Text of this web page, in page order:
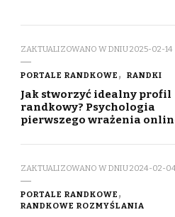
ZAKTUALIZOWANO W DNIU2025-02-14
PORTALE RANDKOWE RANDKI
Jak stworzyć idealny profil
randkowy? Psychologia
pierwszego wrażenia
ZAKTUALIZOWANO W DNIU2024-02-
PORTALE RANDKOWE
RANDKOWE ROZMYŚLANIA